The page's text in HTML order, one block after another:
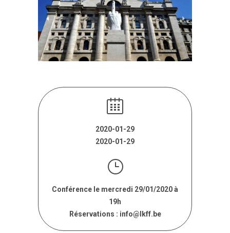
2020-01-29
2020-01-29
Conférence le mercredi 29/01/2020 à
19h
Réservations : info@lkff.be